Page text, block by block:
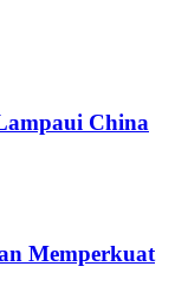
China
Memperkuat